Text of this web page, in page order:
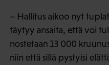
– Hallitus aikoo nyt
täytyy ansaita, että voi
nostetaan 13 000
niin että sillä pystyisi